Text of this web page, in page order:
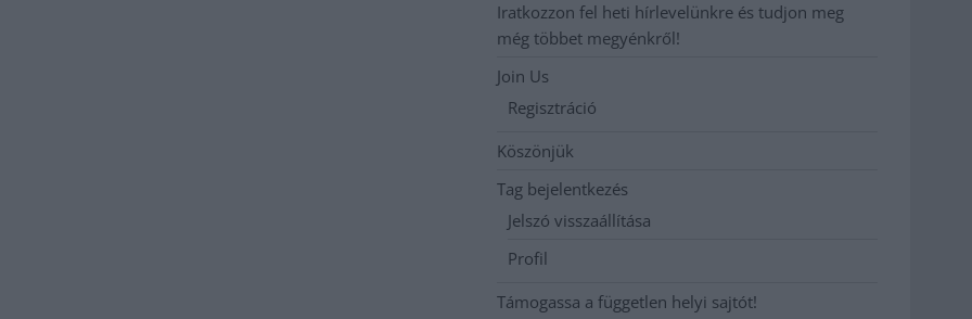
Iratkozzon fel heti hírlevelünkre és tudjon meg
még többet megyénkről!
Join Us
Regisztráció
Köszönjük
Tag bejelentkezés
Jelszó visszaállítása
Profil
Támogassa a független helyi sajtót!